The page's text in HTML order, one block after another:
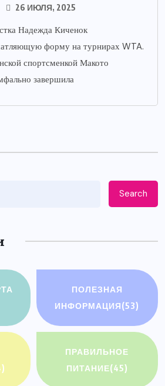
26 ИЮЛЯ, 2025
Надежда Киченок
форму на турнирах WTA.
спортсменкой Макото
завершила
Search
ПОЛЕЗНАЯ
ИНФОРМАЦИЯ(53)
ПРАВИЛЬНОЕ
ПИТАНИЕ(45)